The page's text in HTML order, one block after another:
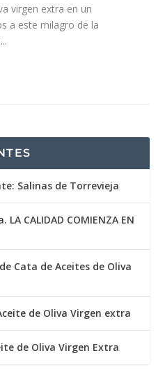
virgen extra en un
a este milagro de la
Salinas de Torrevieja
CALIDAD COMIENZA EN
Cata de Aceites de Oliva
de Oliva Virgen extra
de Oliva Virgen Extra